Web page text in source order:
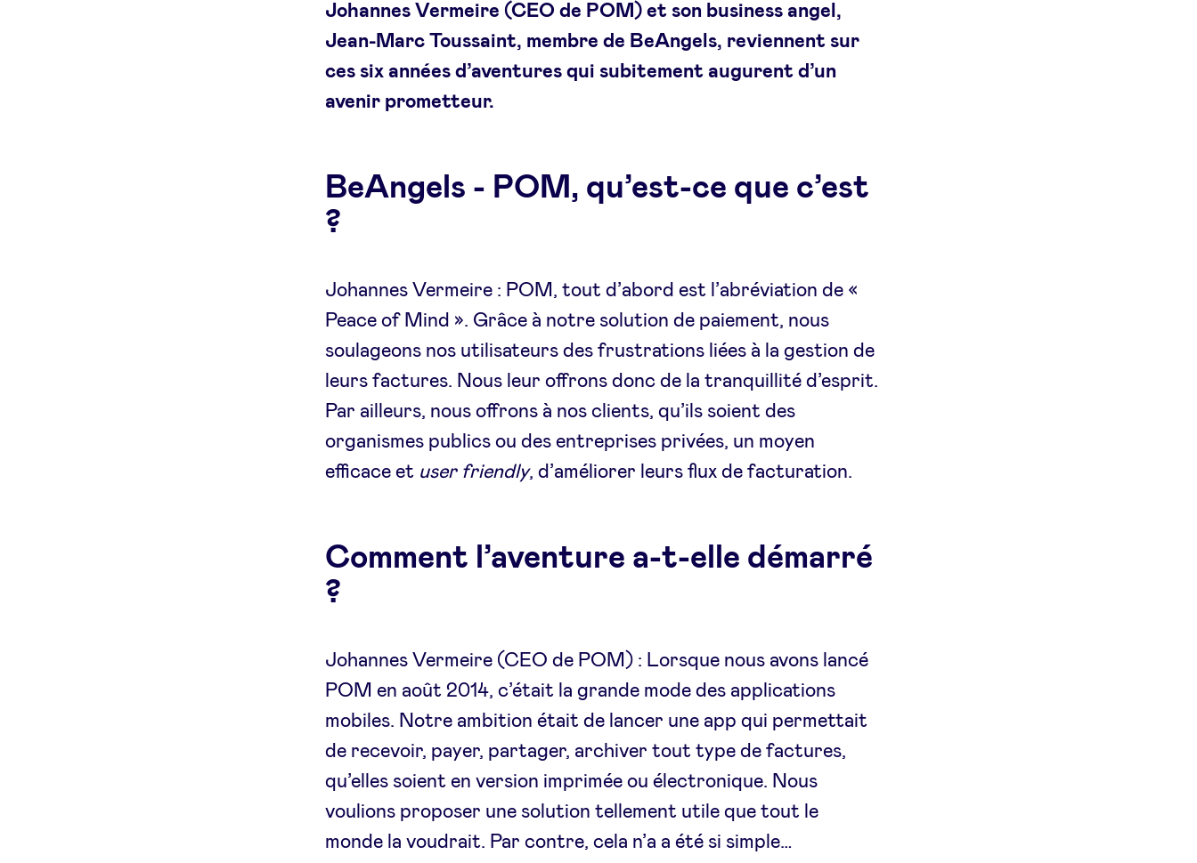
Johannes Vermeire (CEO de POM) et son business angel,
Jean-Marc Toussaint, membre de BeAngels, reviennent sur
ces six années d’aventures qui subitement augurent d’un
avenir prometteur.
BeAngels - POM, qu’est-ce que c’est
?
Johannes Vermeire : POM, tout d’abord est l’abréviation de «
Peace of Mind ». Grâce à notre solution de paiement, nous
soulageons nos utilisateurs des frustrations liées à la gestion de
leurs factures. Nous leur offrons donc de la tranquillité d’esprit.
Par ailleurs, nous offrons à nos clients, qu’ils soient des
organismes publics ou des entreprises privées, un moyen
efficace et user friendly, d’améliorer leurs flux de facturation.
Comment l’aventure a-t-elle démarré
?
Johannes Vermeire (CEO de POM) : Lorsque nous avons lancé
POM en août 2014, c’était la grande mode des applications
mobiles. Notre ambition était de lancer une app qui permettait
de recevoir, payer, partager, archiver tout type de factures,
qu’elles soient en version imprimée ou électronique. Nous
voulions proposer une solution tellement utile que tout le
monde la voudrait. Par contre, cela n’a a été si simple…